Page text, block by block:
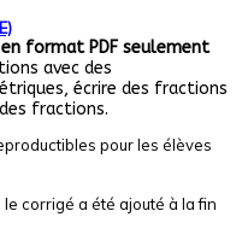
format PDF seulement
avec des
écrire des fractions
fractions.
pour les élèves
corrigé a été ajouté à la fin